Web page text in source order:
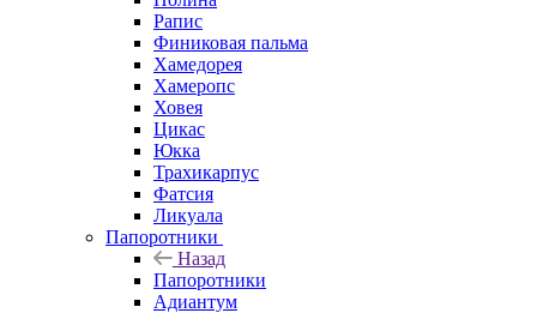
Рапис
Финиковая пальма
Хамедорея
Хамеропс
Ховея
Цикас
Юкка
Трахикарпус
Фатсия
Ликуала
Папоротники
Назад
Папоротники
Адиантум